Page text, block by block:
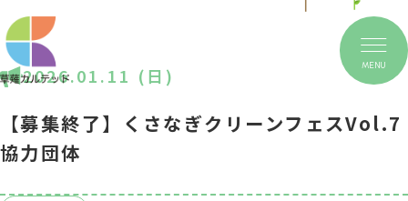
MENU
2026.01.11 (日)
【募集終了】くさなぎクリーンフェスVol.7
協力団体